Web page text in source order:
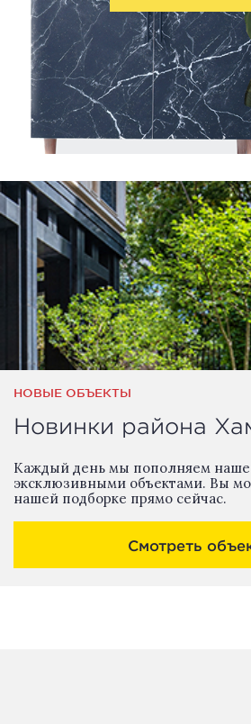
НОВЫЕ ОБЪЕКТЫ
Новинки района
Каждый день мы пополняем
эксклюзивными объектами. Вы
нашей подборке прямо сейчас.
Смотреть